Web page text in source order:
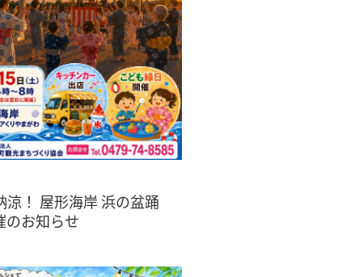
涼！ 屋形海岸 浜の盆踊
のお知らせ